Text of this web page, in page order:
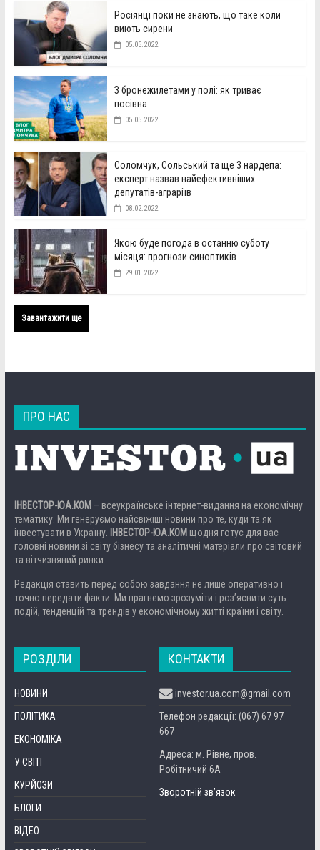
Росіянці поки не знають, що таке коли
виють сирени
05.05.2022
З бронежилетами у полі: як триває
посівна
05.05.2022
Соломчук, Сольський та ще 3 нардепа:
експерт назвав найефективніших
депутатів-аграріїв
08.02.2022
Якою буде погода в останню суботу
місяця: прогнози синоптиків
29.01.2022
Завантажити ще
ПРО НАС
ІНВЕСТОР-ЮА.КОМ – всеукраїнське інтернет-видання на економічну
тематику. Ми генеруємо найсвіжіші новини про те, куди та як
інвестувати в Україну.
ІНВЕСТОР-ЮА.КОМ щодня готує для вас
головні новини зі світу бізнесу та аналітичні матеріали про світовий
та вітчизняний ринки.
Редакція ставить перед собою завдання не лише оперативно і
точно передати факти. Ми прагнемо зрозуміти і роз’яснити суть
подій, тенденцій та трендів у економічному житті країни і світу.
РОЗДІЛИ
НОВИНИ
ПОЛІТИКА
ЕКОНОМІКА
У СВІТІ
КУРЙОЗИ
БЛОГИ
ВІДЕО
КОНТАКТИ
investor.ua.com@gmail.com
Телефон редакції: (067) 67 97
667
Адреса: м. Рівне, пров.
Робітничий 6А
Зворотній зв’язок